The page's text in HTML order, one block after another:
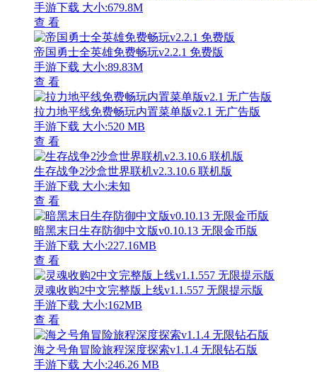
手游下载 大小:679.8M
查 看
帝国勇士全英雄免费畅玩v2.2.1 免费版
手游下载 大小:89.83M
查 看
拉力地平线免费畅玩内置菜单版v2.1 无广告版
手游下载 大小:520 MB
查 看
生存战争2沙盒世界联机v2.3.10.6 联机版
手游下载 大小:未知
查 看
暗黑末日生存防御中文版v0.10.13 无限金币版
手游下载 大小:227.16MB
查 看
灵魂收购2中文完整版上线v1.1.557 无限提示版
手游下载 大小:162MB
查 看
海之号角冒险旅程深度探索v1.1.4 无限钻石版
手游下载 大小:246.26 MB